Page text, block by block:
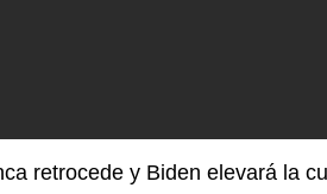
retrocede y Biden elevará la